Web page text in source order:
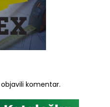
komentar.